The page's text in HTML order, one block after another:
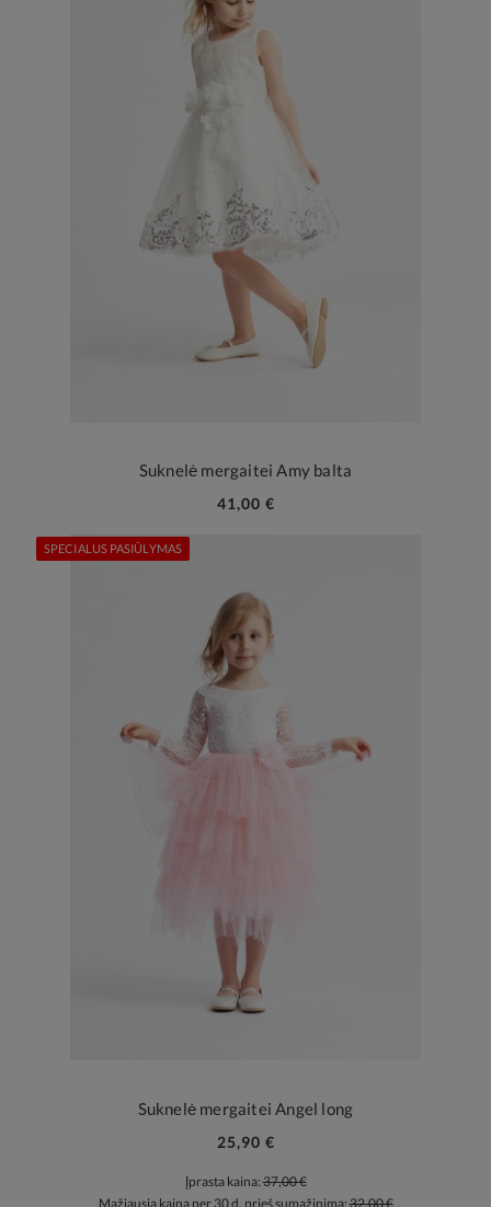
Suknelė mergaitei Amy balta
41,00 €
Suknelė mergaitei Angel long
25,90 €
Įprasta kaina:37,00 €
Mažiausia kaina per 30 d. prieš sumažinimą:32,00 €
SPECIALUS PASIŪLYMAS